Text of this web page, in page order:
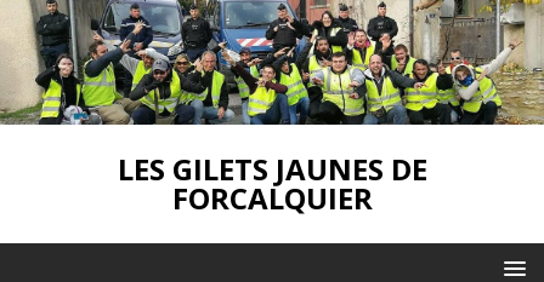
LES GILETS JAUNES DE
FORCALQUIER